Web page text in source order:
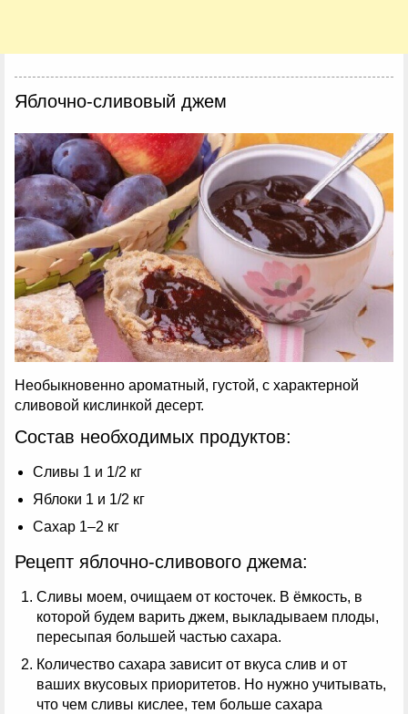
Яблочно-сливовый джем
Необыкновенно ароматный, густой, с характерной
сливовой кислинкой десерт.
Состав необходимых продуктов:
Сливы 1 и 1/2 кг
Яблоки 1 и 1/2 кг
Сахар 1–2 кг
Рецепт яблочно-сливового джема:
Сливы моем, очищаем от косточек. В ёмкость, в
которой будем варить джем, выкладываем плоды,
пересыпая большей частью сахара.
Количество сахара зависит от вкуса слив и от
ваших вкусовых приоритетов. Но нужно учитывать,
что чем сливы кислее, тем больше сахара